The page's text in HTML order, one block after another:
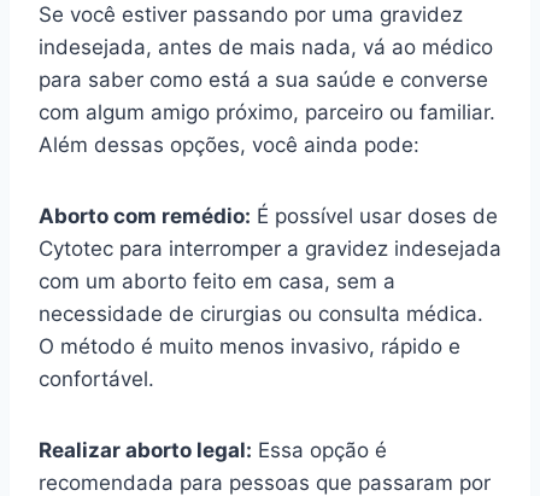
Se você estiver passando por uma gravidez
indesejada, antes de mais nada, vá ao médico
para saber como está a sua saúde e converse
com algum amigo próximo, parceiro ou familiar.
Além dessas opções, você ainda pode:
Aborto com remédio: É possível usar doses de
Cytotec para interromper a gravidez indesejada
com um aborto feito em casa, sem a
necessidade de cirurgias ou consulta médica.
O método é muito menos invasivo, rápido e
confortável.
Realizar aborto legal: Essa opção é
recomendada para pessoas que passaram por